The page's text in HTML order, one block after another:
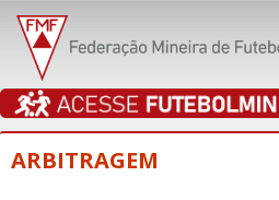
ARBITRAGEM